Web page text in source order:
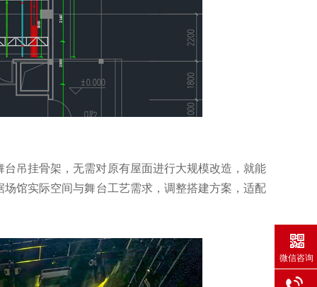
吊挂骨架，无需对原有屋面进行大规模改造，就能
馆实际空间与舞台工艺需求，调整搭建方案，适配
微信咨询